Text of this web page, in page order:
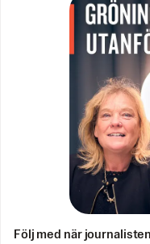
Följ med när